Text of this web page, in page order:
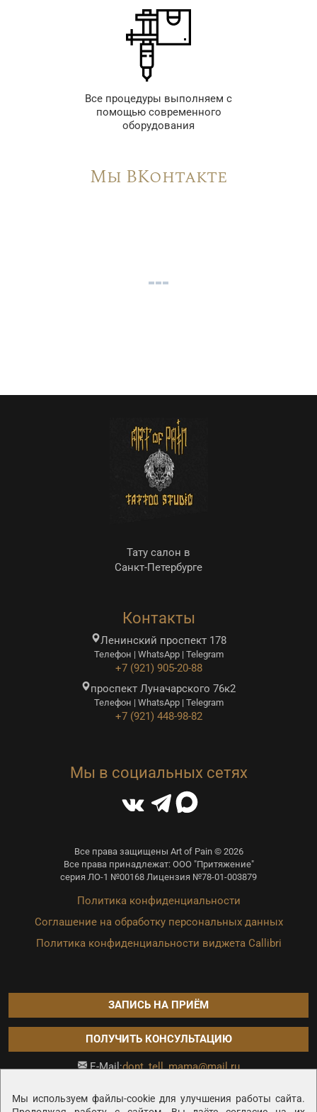
Мы используем файлы-cookie для улучшения работы сайта.
Все процедуры выполняем с
помощью современного
оборудования
Мы ВКонтакте
Тату салон в
Санкт-Петербурге
Контакты
Ленинский проспект 178
Телефон | WhatsApp | Telegram
+7 (921) 905-20-88
проспект Луначарского 76к2
Телефон | WhatsApp | Telegram
+7 (921) 448-98-82
Мы в социальных сетях
Все права защищены Art of Pain © 2026
Все права принадлежат: ООО "Притяжение"
серия ЛО-1 №00168 Лицензия №78-01-003879
Политика конфиденциальности
Соглашение на обработку персональных данных
Политика конфиденциальности виджета Callibri
ЗАПИСЬ НА ПРИЁМ
ПОЛУЧИТЬ КОНСУЛЬТАЦИЮ
E-Mail:dont_tell_mama@mail.ru